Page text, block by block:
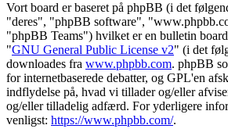
Vort board er baseret på phpBB (i det
"deres", "phpBB software",
"phpBB Teams") hvilket er en bulletin
"GNU General Public License v2" (i det
downloades fra www.phpbb.com. phpBB
for internetbaserede debatter, og GPL'en
indflydelse på, hvad vi tillader og/eller
og/eller tilladelig adfærd. For yderligere
venligst: https://www.phpbb.com/.